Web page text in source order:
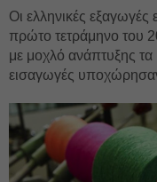
Οι ελληνικές
πρώτο τετράμηνο του
με μοχλό ανάπτυξης τα
εισαγωγές